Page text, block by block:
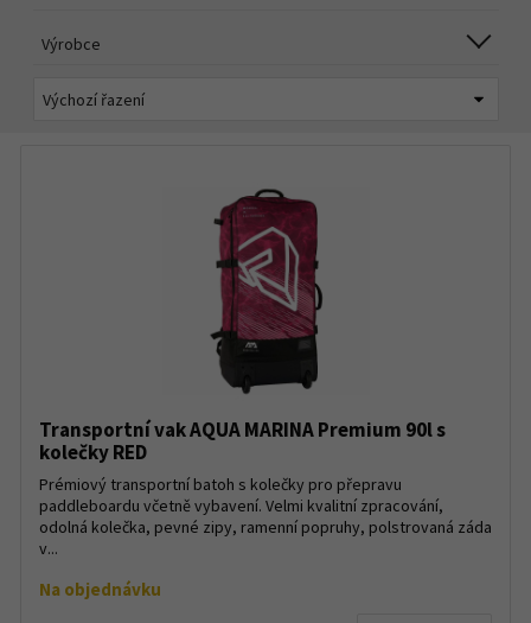
Výrobce
Transportní vak AQUA MARINA Premium 90l s
kolečky RED
Prémiový transportní batoh s kolečky pro přepravu
paddleboardu včetně vybavení. Velmi kvalitní zpracování,
odolná kolečka, pevné zipy, ramenní popruhy, polstrovaná záda
v...
Na objednávku